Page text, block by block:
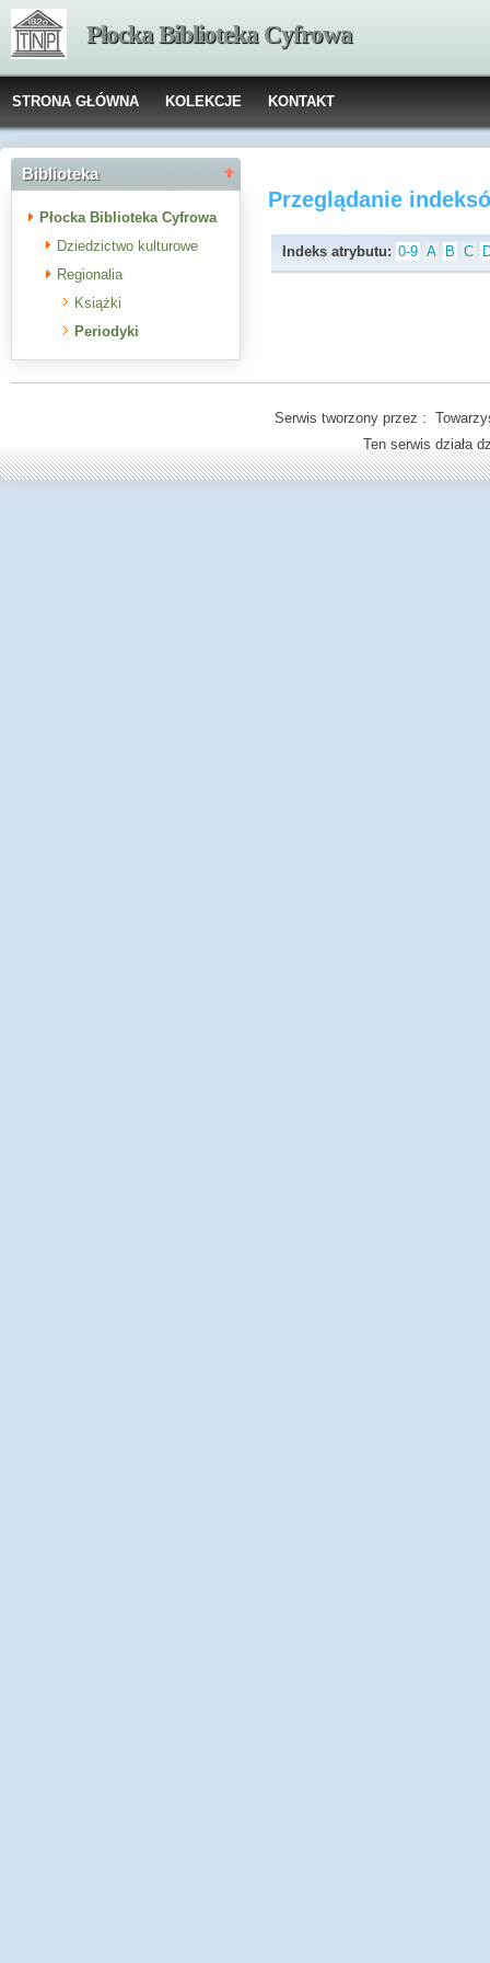
Płocka Biblioteka Cyfrowa
STRONA GŁÓWNA KOLEKCJE KONTAKT
Biblioteka
Płocka Biblioteka Cyfrowa
Dziedzictwo kulturowe
Regionalia
Książki
Periodyki
Przeglądanie
Indeks atrybutu: 0-9 A B C
Serwis tworzony przez :
Ten serwis działa